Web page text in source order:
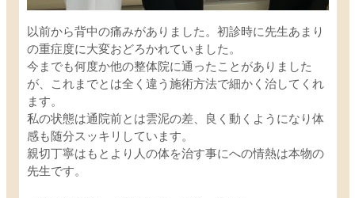
以前から背中の痛みがありました。初診時に先生あまり
の重症度に大変おどろかれていました。
今までも何度か他の整体院に通ったことがありました
が、これまでとは全く違う施術方法で細かく治してくれ
ます。
私の状態は通院前とは雲泥の差、良く動くようになり体
感も随分スッキリしています。
親切丁寧はもとより人の体を治す事にへの情熱は本物の
先生です。